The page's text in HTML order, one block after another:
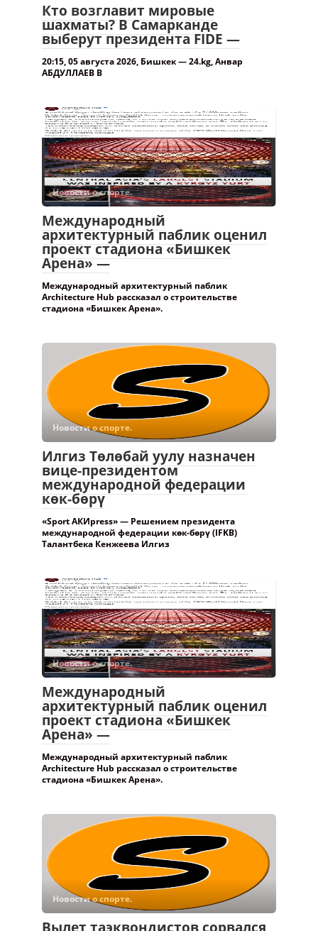
Кто возглавит мировые
шахматы? В Самарканде
выберут президента FIDE —
20:15, 05 августа 2026, Бишкек — 24.kg, Анвар
АБДУЛЛАЕВ В
Новости о спорте.
Международный
архитектурный паблик оценил
проект стадиона «Бишкек
Арена» —
Международный архитектурный паблик
Architecture Hub рассказал о строительстве
стадиона «Бишкек Арена».
Новости о спорте.
Илгиз Төлөбай уулу назначен
вице-президентом
международной федерации
көк-бөрү
«Sport АКИpress» — Решением президента
международной федерации көк-бөрү (IFKB)
Талантбека Кенжеева Илгиз
Новости о спорте.
Международный
архитектурный паблик оценил
проект стадиона «Бишкек
Арена» —
Международный архитектурный паблик
Architecture Hub рассказал о строительстве
стадиона «Бишкек Арена».
Новости о спорте.
Вылет таэквондистов сорвался